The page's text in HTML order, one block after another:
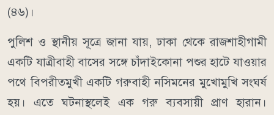
(৪৬)।
পুলিশ ও স্থানীয় সূত্রে জানা যায়, ঢাকা থেকে রাজশাহীগামী
একটি যাত্রীবাহী বাসের সঙ্গে চাঁদাইকোনা পশুর হাটে যাওয়ার
পথে বিপরীতমুখী একটি গরুবাহী নসিমনের মুখোমুখি সংঘর্ষ
হয়। এতে ঘটনাস্থলেই এক গরু ব্যবসায়ী প্রাণ হারান।